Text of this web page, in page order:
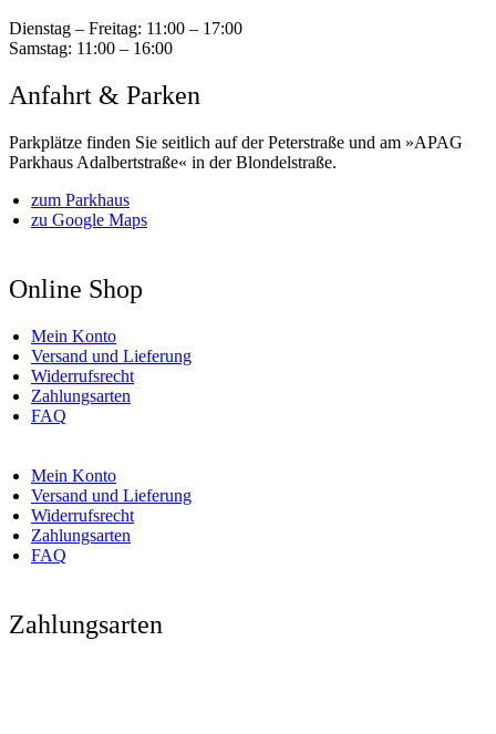
Dienstag – Freitag: 11:00 – 17:00
Samstag: 11:00 – 16:00
Anfahrt & Parken
Parkplätze finden Sie seitlich auf der Peterstraße und am »APAG
Parkhaus Adalbertstraße« in der Blondelstraße.
zum Parkhaus
zu Google Maps
Online Shop
Mein Konto
Versand und Lieferung
Widerrufsrecht
Zahlungsarten
FAQ
Mein Konto
Versand und Lieferung
Widerrufsrecht
Zahlungsarten
FAQ
Zahlungsarten